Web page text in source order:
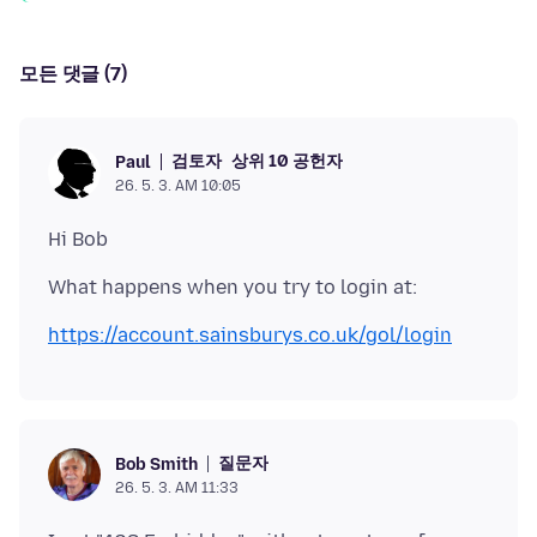
모든 댓글 (7)
Paul 검토자 상위 10 공헌자
26. 5. 3. AM 10:05
https://account.sainsburys.co.uk/gol/login
Bob Smith 질문자
26. 5. 3. AM 11:33